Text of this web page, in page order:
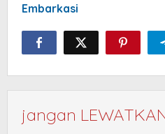
Embarkasi
jangan